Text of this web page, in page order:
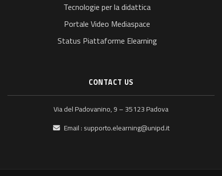
Tecnologie per la didattica
Portale Video Mediaspace
Status Piattaforme Elearning
CONTACT US
Via del Padovanino, 9 – 35123 Padova
Email : supporto.elearning@unipd.it